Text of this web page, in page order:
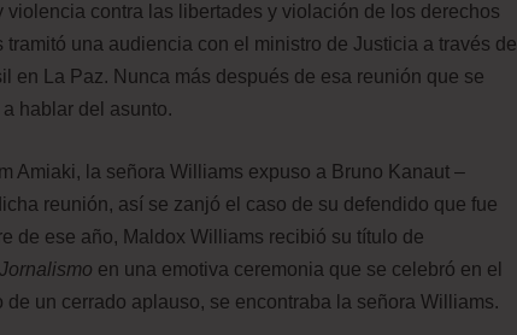
contra las libertades y violación de los derechos
una audiencia con el ministro de Justicia a través de
en La Paz. Nunca más después de esa reunión que se
hablar del asunto.
Amiaki, la señora Williams expuso a Bruno Kanaut –
reunión, así se zanjó el caso de su defendido que fue
de ese año, Maldox Williams recibió su título de
Jornalismo en una emotiva ceremonia que se celebró en el
un cerrado aplauso, se encontraba la señora Williams.